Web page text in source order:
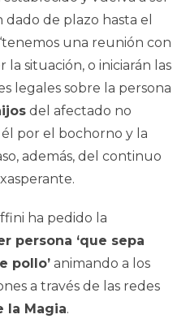
de plazo hasta el
una reunión con
la situación, o iniciarán las
legales sobre la persona
del afectado no
por el bochorno y la
además, del continuo
ha pedido la
persona ‘que sepa
pollo’ animando a los
a través de las redes
la Magia.